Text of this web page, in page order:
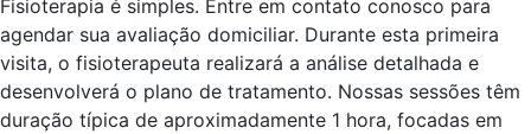
Fisioterapia é simples. Entre em contato conosco para
agendar sua avaliação domiciliar. Durante esta primeira
visita, o fisioterapeuta realizará a análise detalhada e
desenvolverá o plano de tratamento. Nossas sessões têm
duração típica de aproximadamente 1 hora, focadas em